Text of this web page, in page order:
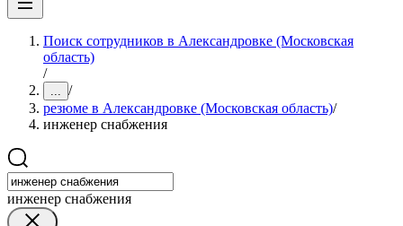
Поиск сотрудников в Александровке (Московская
область)
/
... /
резюме в Александровке (Московская область)/
инженер снабжения
инженер снабжения